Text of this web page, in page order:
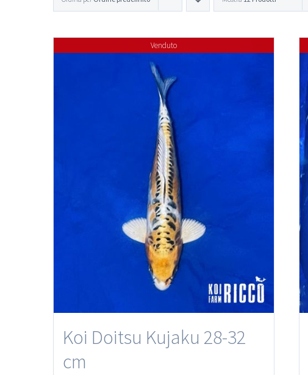
Venduto
Koi Doitsu Kujaku 28-32
cm